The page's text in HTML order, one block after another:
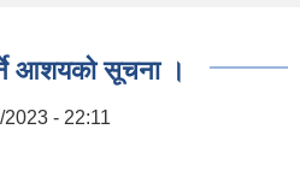
आशयको सूचना ।
- 22:11